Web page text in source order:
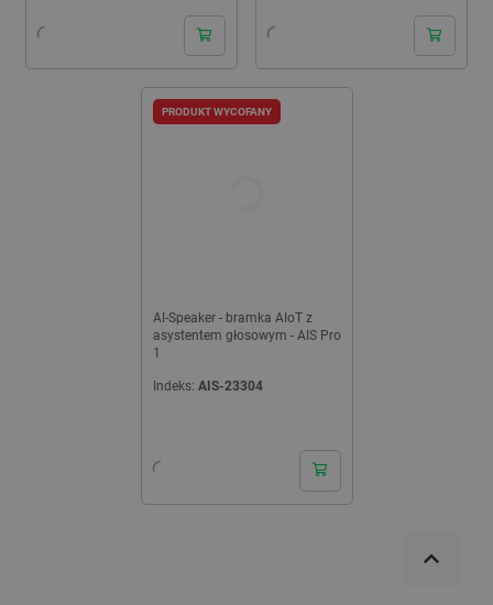
AI-Speaker - bramka AIoT z
asystentem głosowym - AIS Pro
1
Indeks: AIS-23304
PRODUKT WYCOFANY